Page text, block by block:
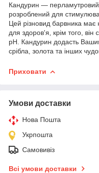
Кандурин — перламутровий
розроблений для
Цей різновид барвника має
для здоров'я, крім того, він
pH. Кандурин додасть
срібла, золота та інших
Приховати
Умови доставки
Нова Пошта
Укрпошта
Самовивіз
Всі умови доставки